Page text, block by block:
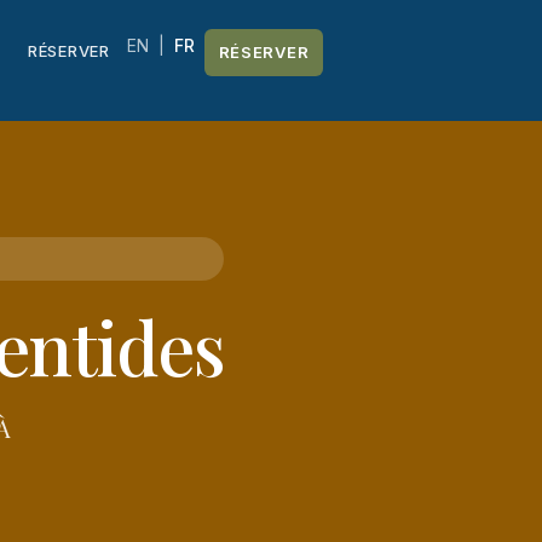
RÉSERVER EN FR RÉSERVER